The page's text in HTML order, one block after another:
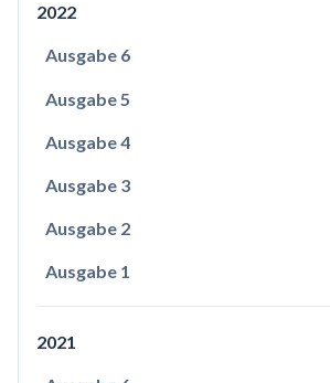
2022
Ausgabe 6
Ausgabe 5
Ausgabe 4
Ausgabe 3
Ausgabe 2
Ausgabe 1
2021